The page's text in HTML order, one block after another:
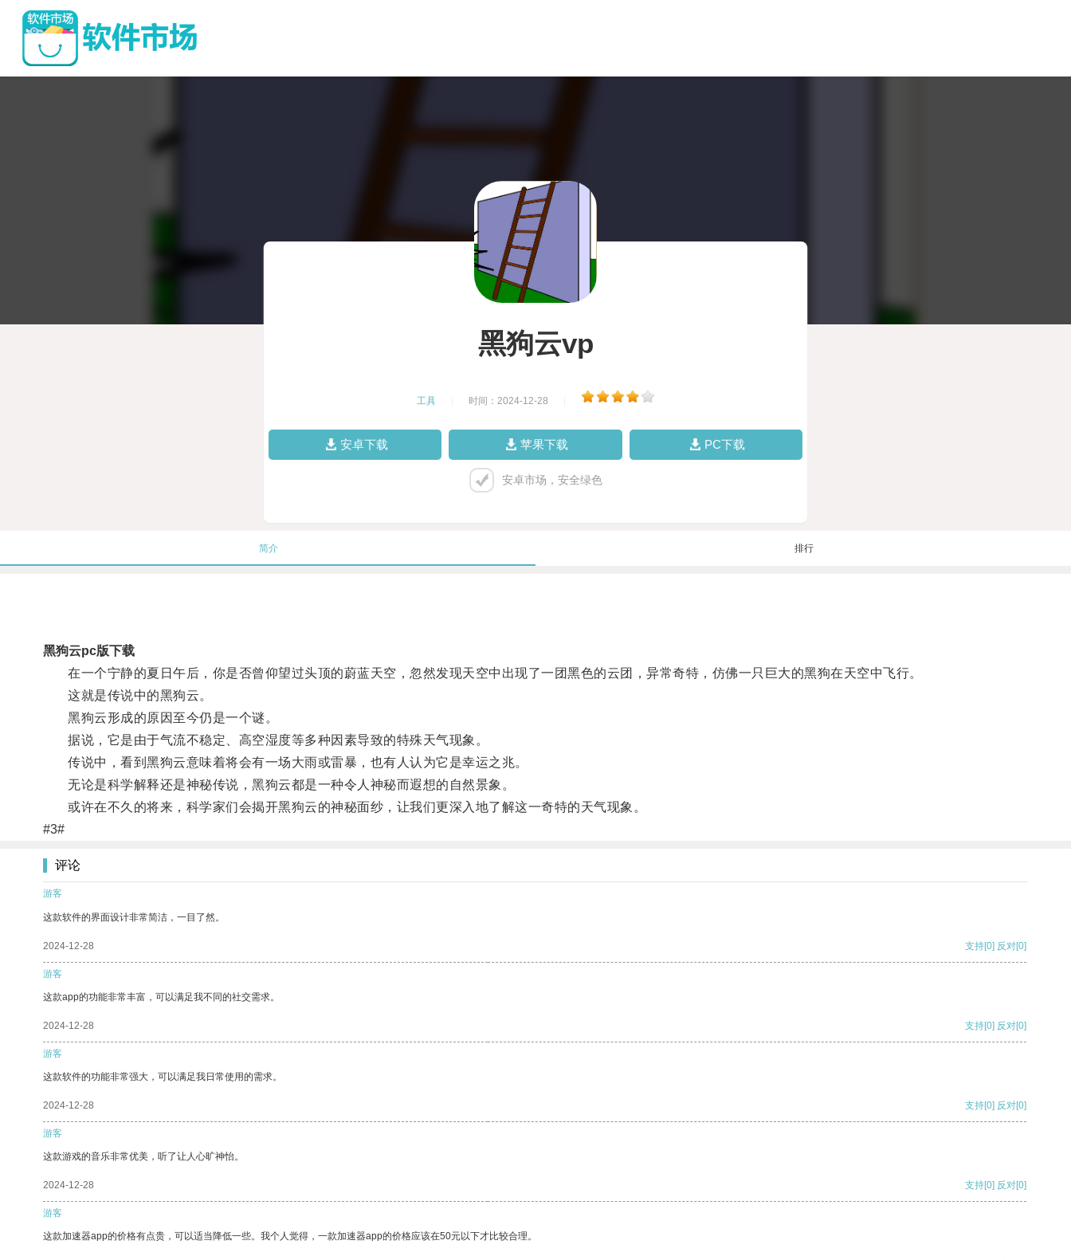
黑狗云vp
工具 时间：2024-12-28
安卓下载 苹果下载 PC下载
安卓市场，安全绿色
简介 排行
黑狗云pc版下载
在一个宁静的夏日午后，你是否曾仰望过头顶的蔚蓝天空，忽然发现天空中出现了一团黑色的云团，异常奇特，仿佛一只巨大的黑狗在天空中飞行。
这就是传说中的黑狗云。
黑狗云形成的原因至今仍是一个谜。
据说，它是由于气流不稳定、高空湿度等多种因素导致的特殊天气现象。
传说中，看到黑狗云意味着将会有一场大雨或雷暴，也有人认为它是幸运之兆。
无论是科学解释还是神秘传说，黑狗云都是一种令人神秘而遐想的自然景象。
或许在不久的将来，科学家们会揭开黑狗云的神秘面纱，让我们更深入地了解这一奇特的天气现象。
#3#
评论
游客
这款软件的界面设计非常简洁，一目了然。
2024-12-28 支持[0] 反对[0]
游客
这款app的功能非常丰富，可以满足我不同的社交需求。
2024-12-28 支持[0] 反对[0]
游客
这款软件的功能非常强大，可以满足我日常使用的需求。
2024-12-28 支持[0] 反对[0]
游客
这款游戏的音乐非常优美，听了让人心旷神怡。
2024-12-28 支持[0] 反对[0]
游客
这款加速器app的价格有点贵，可以适当降低一些。我个人觉得，一款加速器app的价格应该在50元以下才比较合理。